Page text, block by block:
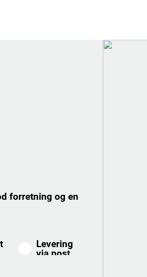
forretning og en
Levering
via post